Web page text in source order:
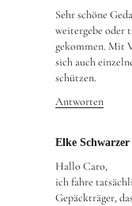
Sehr schöne
weitergebe oder
gekommen. Mit
sich auch
schützen.
Antworten
Elke Schwarzer
Hallo Caro,
ich fahre
Gepäckträger,